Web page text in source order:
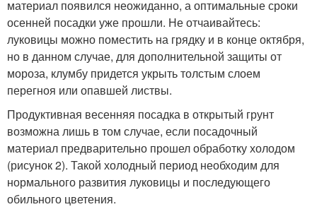
материал появился неожиданно, а оптимальные сроки
осенней посадки уже прошли. Не отчаивайтесь:
луковицы можно поместить на грядку и в конце октября,
но в данном случае, для дополнительной защиты от
мороза, клумбу придется укрыть толстым слоем
перегноя или опавшей листвы.
Продуктивная весенняя посадка в открытый грунт
возможна лишь в том случае, если посадочный
материал предварительно прошел обработку холодом
(рисунок 2). Такой холодный период необходим для
нормального развития луковицы и последующего
обильного цветения.